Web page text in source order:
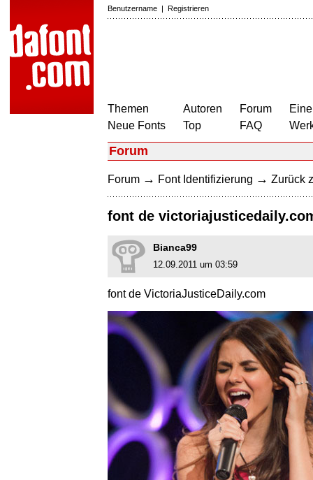
Benutzername | Registrieren
Themen
Neue Fonts
Autoren
Top
Forum
FAQ
Forum
Forum → Font Identifizierung → Zurück
font de
Bianca99
12.09.2011 um 03:59
font de VictoriaJusticeDaily.com